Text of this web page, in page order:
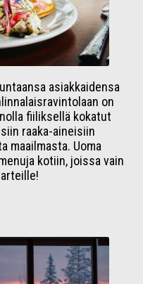
asiakkaidensa
on
fiiliksellä kokatut
raaka-aineisiin
maailmasta. Uoma
kotiin, joissa vain